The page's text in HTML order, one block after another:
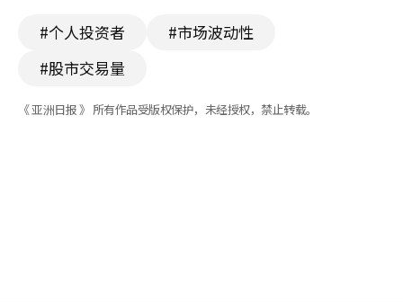
#个人投资者
#市场波动性
#股市交易量
《 亚洲日报 》 所有作品受版权保护，未经授权，禁止转载。